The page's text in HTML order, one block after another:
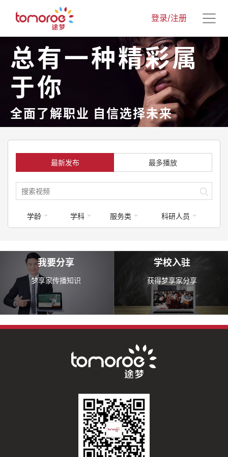
登录/注册
总有一种精彩属
于你
全面了解职业 自信选择未来
最新发布 最多播放
学龄 学科 服务类 科研人员
我要分享
梦享家传播知识
学校入驻
获得梦享家分享